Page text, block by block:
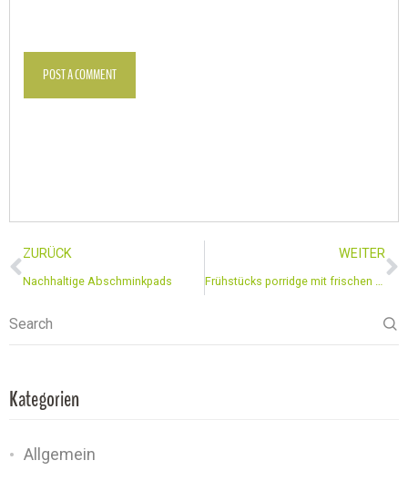
POST A COMMENT
ZURÜCK
Nachhaltige Abschminkpads
WEITER
Frühstücks porridge mit frischen Früchten
Search
Kategorien
Allgemein